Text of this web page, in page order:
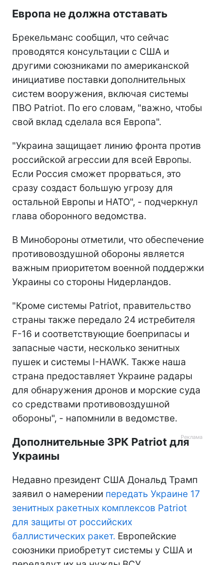
Европа не должна отставать
Брекельманс сообщил, что сейчас
проводятся консультации с США и
другими союзниками по американской
инициативе поставки дополнительных
систем вооружения, включая системы
ПВО Patriot. По его словам, "важно, чтобы
свой вклад сделала вся Европа".
"Украина защищает линию фронта против
российской агрессии для всей Европы.
Если Россия сможет прорваться, это
сразу создаст большую угрозу для
остальной Европы и НАТО", - подчеркнул
глава оборонного ведомства.
В Минобороны отметили, что обеспечение
противовоздушной обороны является
важным приоритетом военной поддержки
Украины со стороны Нидерландов.
"Кроме системы Patriot, правительство
страны также передало 24 истребителя
F-16 и соответствующие боеприпасы и
запасные части, несколько зенитных
пушек и системы I-HAWK. Также наша
страна предоставляет Украине радары
для обнаружения дронов и морские суда
со средствами противовоздушной
обороны", - напомнили в ведомстве.
Дополнительные ЗРК Patriot для
Украины
Недавно президент США Дональд Трамп
заявил о намерении передать Украине 17
зенитных ракетных комплексов Patriot
для защиты от российских
баллистических ракет. Европейские
союзники приобретут системы у США и